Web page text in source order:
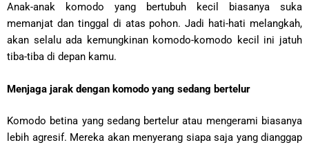
Anak-anak komodo yang bertubuh kecil biasanya suka
memanjat dan tinggal di atas pohon. Jadi hati-hati melangkah,
akan selalu ada kemungkinan komodo-komodo kecil ini jatuh
tiba-tiba di depan kamu.
Menjaga jarak dengan komodo yang sedang bertelur
Komodo betina yang sedang bertelur atau mengerami biasanya
lebih agresif. Mereka akan menyerang siapa saja yang dianggap